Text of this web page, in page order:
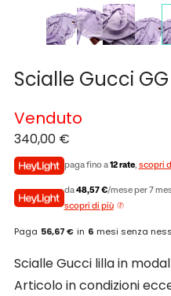
Scialle Gucci
340,00 €
paga fino a12 rate, scopri
da48,57 €/mese per 7
scopri di più
Paga 56,67 € in 6 mesi senza
Venduto
Scialle Gucci lilla in
Articolo in condizioni